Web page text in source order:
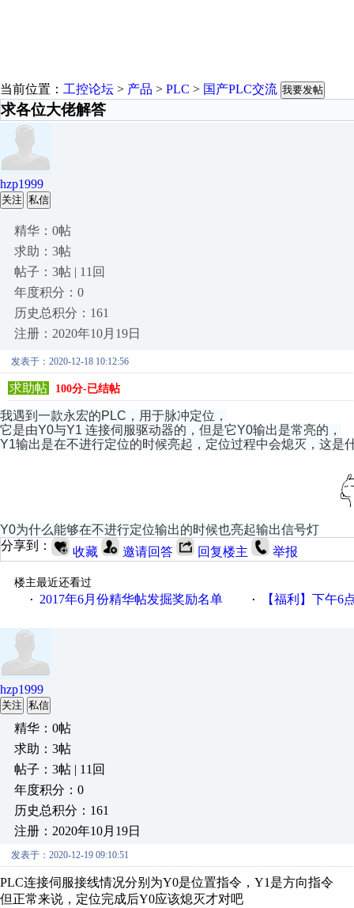
当前位置： 工控论坛 > 产品 > PLC > 国产PLC交流 我要发帖
求各位大佬解答
hzp1999
关注 私信
精华：0帖
求助：3帖
帖子：3帖 | 11回
年度积分：0
历史总积分：161
注册：2020年10月19日
发表于：2020-12-18 10:12:56
求助帖 100分-已结帖
我遇到一款永宏的PLC，用于脉冲定位，
它是由Y0与Y1 连接伺服驱动器的，但是它Y0输出是常亮的，
Y1输出是在不进行定位的时候亮起，定位过程中会熄灭，这是
Y0为什么能够在不进行定位输出的时候也亮起输出信号灯
分享到：
收藏 邀请回答 回复楼主 举报
楼主最近还看过
·
2017年6月份精华帖发掘奖励名单 · 【福利】下午6点论坛大
hzp1999
关注 私信
精华：0帖
求助：3帖
帖子：3帖 | 11回
年度积分：0
历史总积分：161
注册：2020年10月19日
发表于：2020-12-19 09:10:51
PLC连接伺服接线情况分别为Y0是位置指令，Y1是方向指令
但正常来说，定位完成后Y0应该熄灭才对吧